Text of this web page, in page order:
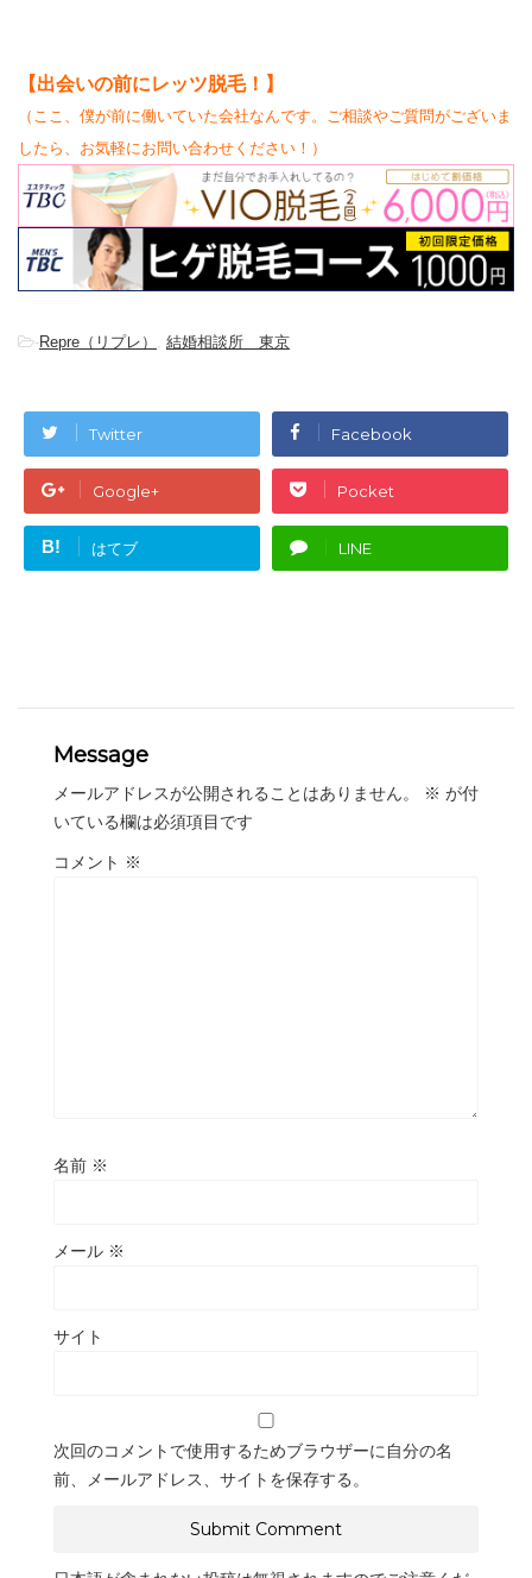
【出会いの前にレッツ脱毛！】
（ここ、僕が前に働いていた会社なんです。ご相談やご質問がございま
したら、お気軽にお問い合わせください！）
-Repre（リプレ） , 結婚相談所 東京
Twitter Facebook
Google+ Pocket
B! はてブ LINE
Message
メールアドレスが公開されることはありません。 ※ が付
いている欄は必須項目です
コメント ※
名前 ※
メール ※
サイト
次回のコメントで使用するためブラウザーに自分の名
前、メールアドレス、サイトを保存する。